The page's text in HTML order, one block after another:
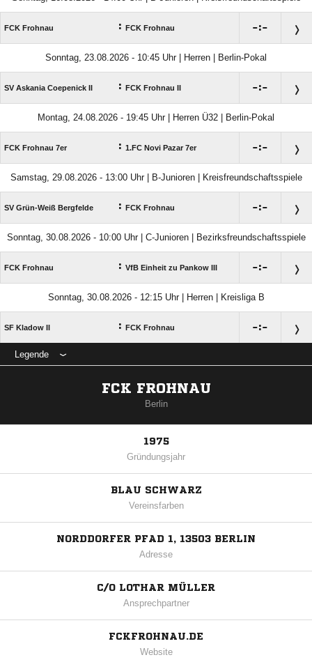
FCK Frohnau : FCK Frohnau :
Sonntag, 23.08.2026 - 10:45 Uhr | Herren | Berlin-Pokal
SV Askania Coepenick II : FCK Frohnau II :
Montag, 24.08.2026 - 19:45 Uhr | Herren Ü32 | Berlin-Pokal
FCK Frohnau 7er : 1.FC Novi Pazar 7er :
Samstag, 29.08.2026 - 13:00 Uhr | B-Junioren | Kreisfreundschaftsspiele
SV Grün-Weiß Bergfelde : FCK Frohnau :
Sonntag, 30.08.2026 - 10:00 Uhr | C-Junioren | Bezirksfreundschaftsspiele
FCK Frohnau : VfB Einheit zu Pankow III :
Sonntag, 30.08.2026 - 12:15 Uhr | Herren | Kreisliga B
SF Kladow II : FCK Frohnau :
Legende
FCK FROHNAU
Berlin
1975
Gründungsjahr
BLAU SCHWARZ
Vereinsfarben
NORDDORFER PFAD 1, 13503 BERLIN
Adresse
C/O LOTHAR MÜLLER
Ansprechpartner
FCKFROHNAU.DE
Website